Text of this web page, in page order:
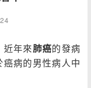
近年來肺癌的發病
病的男性病人中